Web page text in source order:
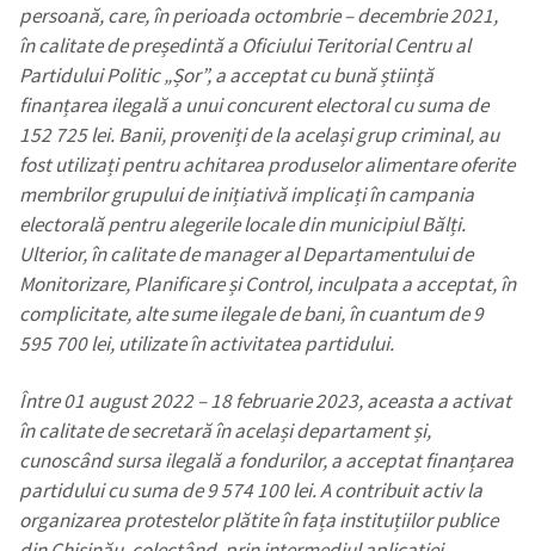
persoană, care, în perioada octombrie – decembrie 2021,
în calitate de președintă a Oficiului Teritorial Centru al
Partidului Politic „Șor”, a acceptat cu bună știință
finanțarea ilegală a unui concurent electoral cu suma de
152 725 lei. Banii, proveniți de la același grup criminal, au
fost utilizați pentru achitarea produselor alimentare oferite
membrilor grupului de inițiativă implicați în campania
electorală pentru alegerile locale din municipiul Bălți.
Ulterior, în calitate de manager al Departamentului de
Monitorizare, Planificare și Control, inculpata a acceptat, în
complicitate, alte sume ilegale de bani, în cuantum de 9
595 700 lei, utilizate în activitatea partidului.
Între 01 august 2022 – 18 februarie 2023, aceasta a activat
în calitate de secretară în același departament și,
cunoscând sursa ilegală a fondurilor, a acceptat finanțarea
partidului cu suma de 9 574 100 lei. A contribuit activ la
organizarea protestelor plătite în fața instituțiilor publice
ȘTIREA MEA
Titlu știre
+ Adaugă titlu
Fotografie
+ Încarcă imagine
Link media
+ Link media